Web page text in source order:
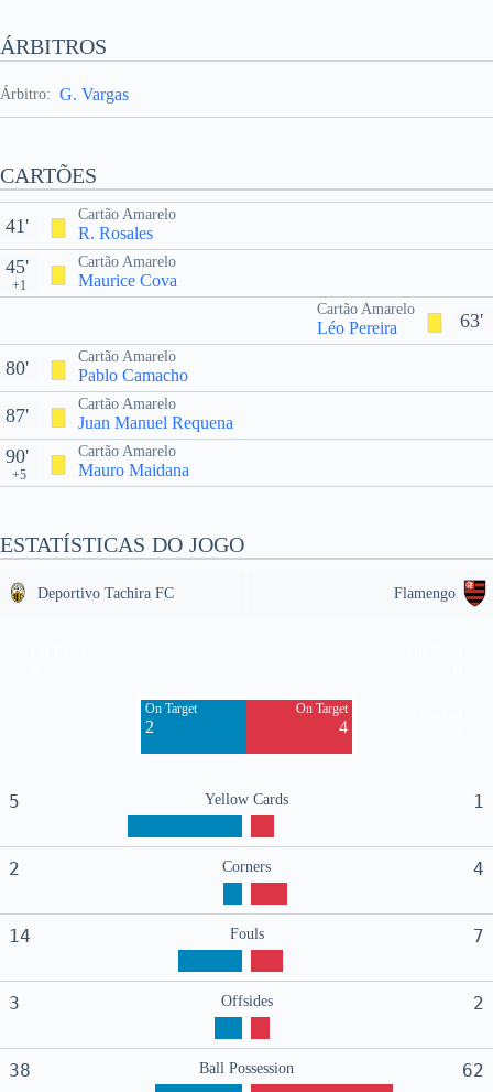
ÁRBITROS
Árbitro: G. Vargas
CARTÕES
Cartão Amarelo
R. Rosales
41'
Cartão Amarelo
Maurice Cova
45'
+1
63'
Cartão Amarelo
Léo Pereira
Cartão Amarelo
Pablo Camacho
80'
Cartão Amarelo
Juan Manuel Requena
87'
Cartão Amarelo
Mauro Maidana
90'
+5
ESTATÍSTICAS DO JOGO
Deportivo Tachira FC Flamengo
On Target
2
On Target
4
5 Yellow Cards 1
2 Corners 4
14 Fouls 7
3 Offsides 2
38 Ball Possession 62